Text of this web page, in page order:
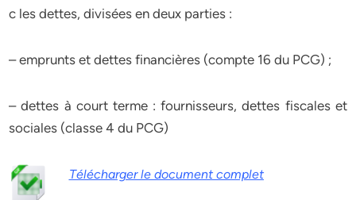
c les dettes, divisées en deux parties :
– emprunts et dettes financières (compte 16 du PCG) ;
– dettes à court terme : fournisseurs, dettes fiscales et
sociales (classe 4 du PCG)
Télécharger le document complet